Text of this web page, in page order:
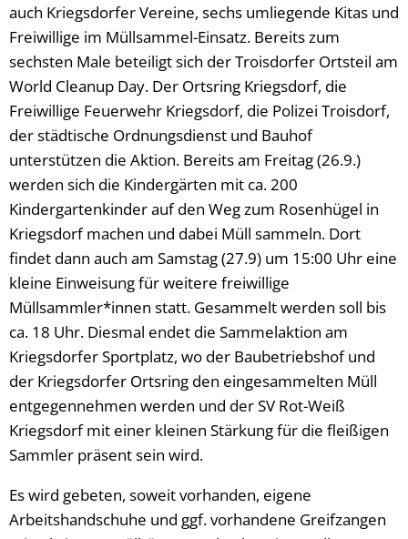
auch Kriegsdorfer Vereine, sechs umliegende Kitas und
Freiwillige im Müllsammel-Einsatz. Bereits zum
sechsten Male beteiligt sich der Troisdorfer Ortsteil am
World Cleanup Day. Der Ortsring Kriegsdorf, die
Freiwillige Feuerwehr Kriegsdorf, die Polizei Troisdorf,
der städtische Ordnungsdienst und Bauhof
unterstützen die Aktion. Bereits am Freitag (26.9.)
werden sich die Kindergärten mit ca. 200
Kindergartenkinder auf den Weg zum Rosenhügel in
Kriegsdorf machen und dabei Müll sammeln. Dort
findet dann auch am Samstag (27.9) um 15:00 Uhr eine
kleine Einweisung für weitere freiwillige
Müllsammler*innen statt. Gesammelt werden soll bis
ca. 18 Uhr. Diesmal endet die Sammelaktion am
Kriegsdorfer Sportplatz, wo der Baubetriebshof und
der Kriegsdorfer Ortsring den eingesammelten Müll
entgegennehmen werden und der SV Rot-Weiß
Kriegsdorf mit einer kleinen Stärkung für die fleißigen
Sammler präsent sein wird.
Es wird gebeten, soweit vorhanden, eigene
Arbeitshandschuhe und ggf. vorhandene Greifzangen